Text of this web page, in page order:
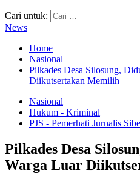
Cari untuk:
News
Home
Nasional
Pilkades Desa Silosung,
Diikutsertakan Memilih
Nasional
Hukum - Kriminal
PJS - Pemerhati Jurnalis
Pilkades Desa
Warga Luar